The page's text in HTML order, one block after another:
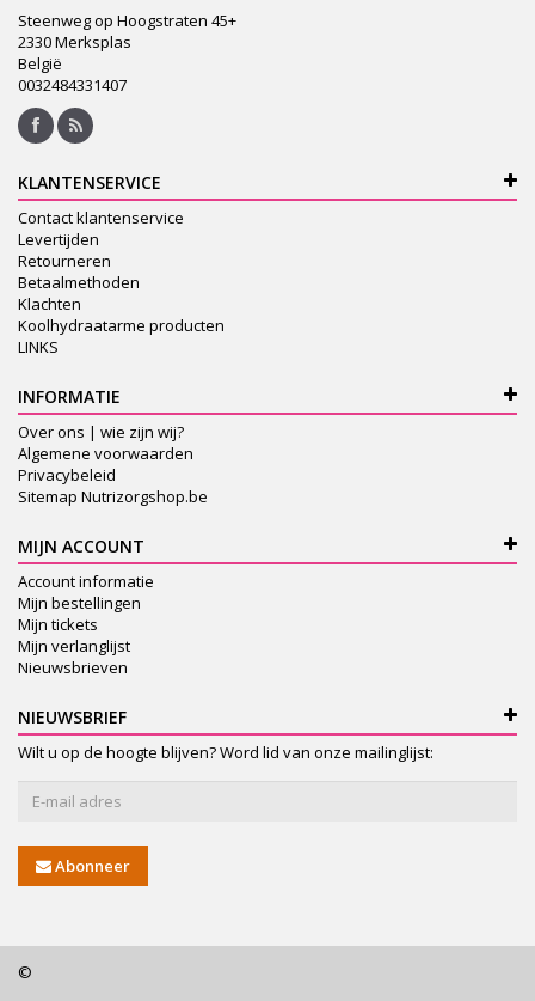
Steenweg op Hoogstraten 45+
2330 Merksplas
België
0032484331407
KLANTENSERVICE
Contact klantenservice
Levertijden
Retourneren
Betaalmethoden
Klachten
Koolhydraatarme producten
LINKS
INFORMATIE
Over ons | wie zijn wij?
Algemene voorwaarden
Privacybeleid
Sitemap Nutrizorgshop.be
MIJN ACCOUNT
Account informatie
Mijn bestellingen
Mijn tickets
Mijn verlanglijst
Nieuwsbrieven
NIEUWSBRIEF
Wilt u op de hoogte blijven? Word lid van onze mailinglijst:
Abonneer
©